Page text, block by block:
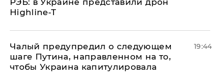
РЭБ: в Украине представили дрон
Highline-T
Чалый предупредил о следующем
шаге Путина, направленном на то,
чтобы Украина капитулировала
19:44